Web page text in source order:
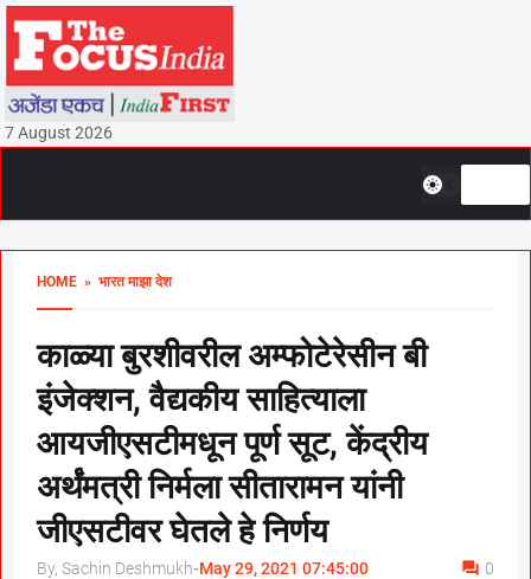
7 August 2026
HOME » भारत माझा देश
काळ्या बुरशीवरील अम्फोटेरेसीन बी
इंजेक्शन, वैद्यकीय साहित्याला
आयजीएसटीमधून पूर्ण सूट, केंद्रीय
अर्थंमत्री निर्मला सीतारामन यांनी
जीएसटीवर घेतले हे निर्णय
By, Sachin Deshmukh-May 29, 2021 07:45:00 0